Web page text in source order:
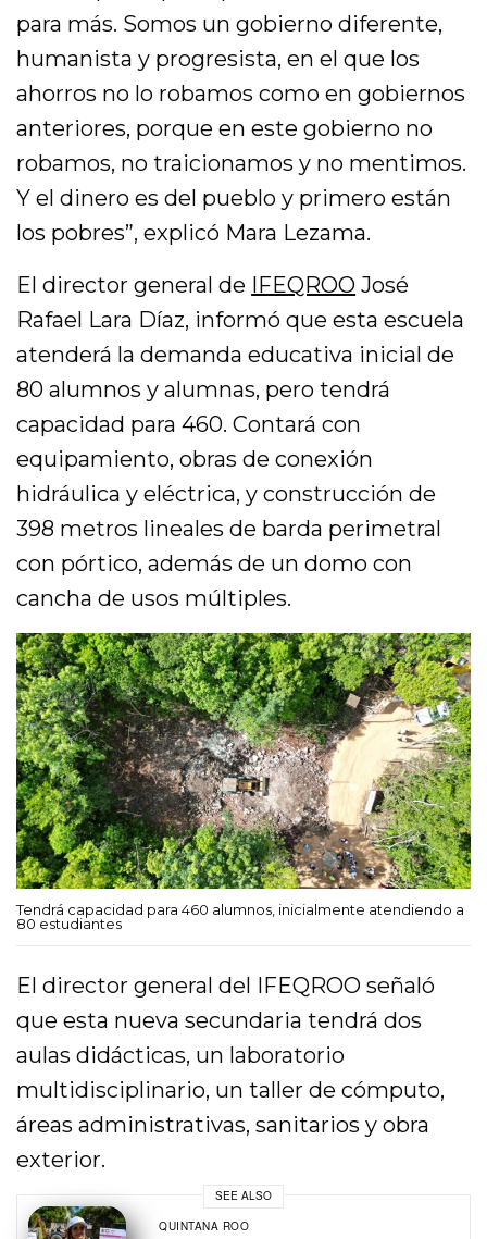
para más. Somos un gobierno diferente,
humanista y progresista, en el que los
ahorros no lo robamos como en gobiernos
anteriores, porque en este gobierno no
robamos, no traicionamos y no mentimos.
Y el dinero es del pueblo y primero están
los pobres”, explicó Mara Lezama.
El director general de IFEQROO José
Rafael Lara Díaz, informó que esta escuela
atenderá la demanda educativa inicial de
80 alumnos y alumnas, pero tendrá
capacidad para 460. Contará con
equipamiento, obras de conexión
hidráulica y eléctrica, y construcción de
398 metros lineales de barda perimetral
con pórtico, además de un domo con
cancha de usos múltiples.
Tendrá capacidad para 460 alumnos, inicialmente atendiendo a
80 estudiantes
El director general del IFEQROO señaló
que esta nueva secundaria tendrá dos
aulas didácticas, un laboratorio
multidisciplinario, un taller de cómputo,
áreas administrativas, sanitarios y obra
exterior.
SEE ALSO
QUINTANA ROO